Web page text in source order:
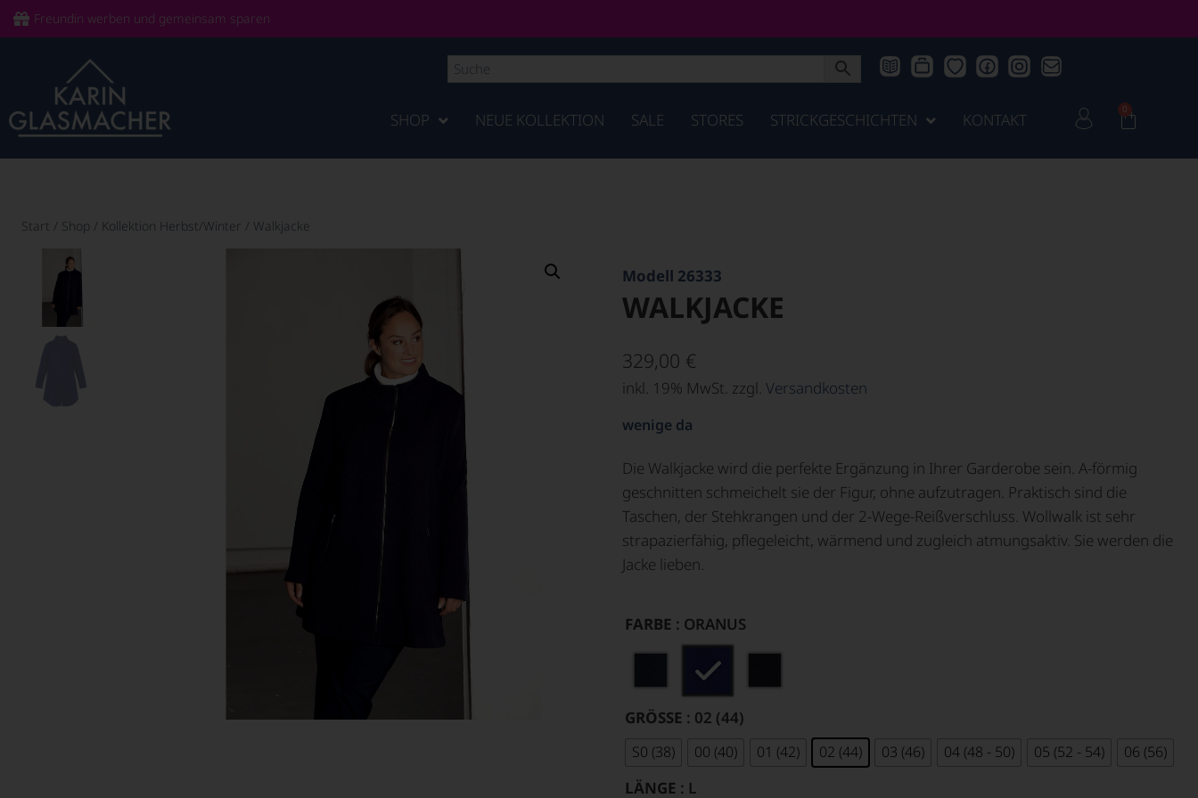
Freundin werben und gemeinsam sparen
SHOP NEUE KOLLEKTION SALE STORES STRICKGESCHICHTEN KONTAKT
0
Start / Shop / Kollektion Herbst/Winter / Walkjacke
Modell 26333
WALKJACKE
329,00 €
inkl. 19% MwSt. zzgl. Versandkosten
wenige da
Die Walkjacke wird die perfekte Ergänzung in Ihrer Garderobe sein. A-förmig
geschnitten schmeichelt sie der Figur, ohne aufzutragen. Praktisch sind die
Taschen, der Stehkrangen und der 2-Wege-Reißverschluss. Wollwalk ist sehr
strapazierfähig, pflegeleicht, wärmend und zugleich atmungsaktiv. Sie werden die
Jacke lieben.
FARBE : ORANUS
GRÖSSE : 02 (44)
S0 (38) 00 (40) 01 (42) 02 (44) 03 (46) 04 (48 - 50) 05 (52 - 54) 06 (56)
LÄNGE : L